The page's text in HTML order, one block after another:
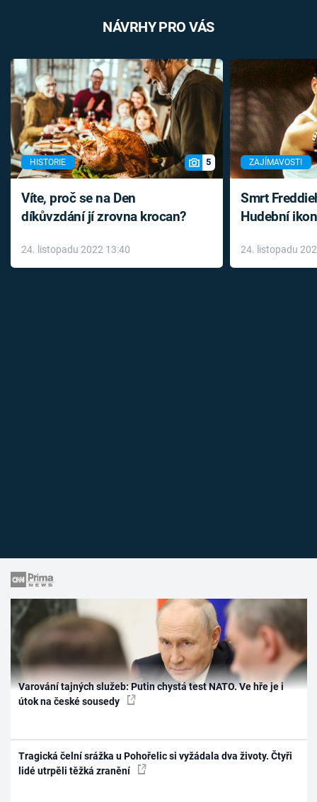
NÁVRHY PRO VÁS
HISTORIE 5
Víte, proč se na Den
díkůvzdání jí zrovna krocan?
24. listopadu 2022 13:40
ZAJÍMAVOSTI
Smrt
Hudební
léky
24. listopadu
Varování tajných služeb: Putin chystá test NATO. Ve hře je i
útok na české sousedy
Tragická čelní srážka u Pohořelic si vyžádala dva životy. Čtyři
lidé utrpěli těžká zranění